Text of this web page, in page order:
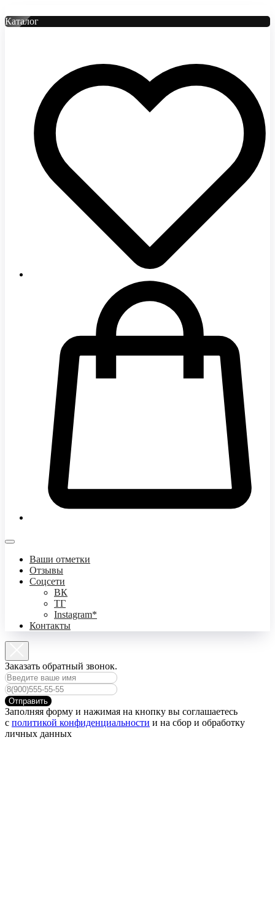
Каталог
Ваши отметки
Отзывы
Соцсети
ВК
ТГ
Instagram*
Контакты
Заказать обратный звонок.
Отправить
Заполняя форму и нажимая на кнопку вы соглашаетесь
с политикой конфиденциальности и на сбор и обработку
личных данных